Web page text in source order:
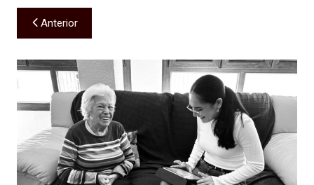
Navegación
de
entradas
Anterior